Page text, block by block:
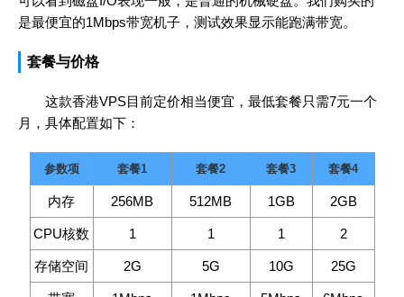
是最便宜的1Mbps带宽机子，测试效果显示能跑满带宽。
套餐与价格
这款香港VPS目前定价相当便宜，最低套餐只需7元一个
月，具体配置如下：
参数项 套餐1 套餐2 套餐3 套餐4
内存 256MB 512MB 1GB 2GB
CPU核数 1 1 1 2
存储空间 2G 5G 10G 25G